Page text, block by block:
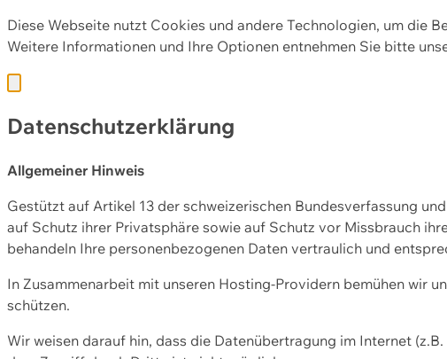
Diese Webseite nutzt Cookies und andere Technologien, um die
Weitere Informationen und Ihre Optionen entnehmen Sie bitte
Datenschutzerklärung
Allgemeiner Hinweis
Gestützt auf Artikel 13 der schweizerischen Bundesverfassung
auf Schutz ihrer Privatsphäre sowie auf Schutz vor Missbrauch
behandeln Ihre personenbezogenen Daten vertraulich und
In Zusammenarbeit mit unseren Hosting-Providern bemühen wir
schützen.
Wir weisen darauf hin, dass die Datenübertragung im Internet